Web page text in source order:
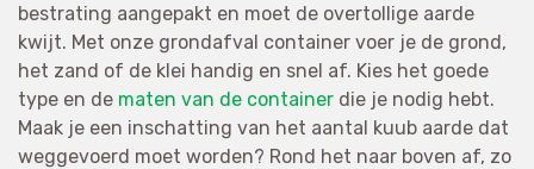
bestrating aangepakt en moet de overtollige aarde
kwijt. Met onze grondafval container voer je de grond,
het zand of de klei handig en snel af. Kies het goede
type en de maten van de container die je nodig hebt.
Maak je een inschatting van het aantal kuub aarde dat
weggevoerd moet worden? Rond het naar boven af, zo